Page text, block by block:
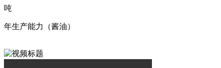
吨
年生产能力（酱油）